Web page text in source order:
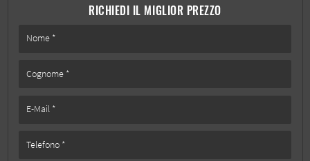
RICHIEDI IL MIGLIOR PREZZO